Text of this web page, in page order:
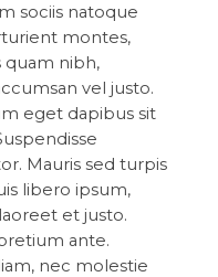
sociis natoque
montes,
quam nibh,
vel justo.
eget dapibus sit
Mauris sed turpis
libero ipsum,
et justo.
ante.
nec molestie